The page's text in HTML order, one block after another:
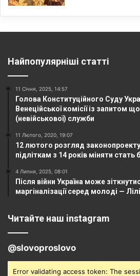
Найпопулярніші статті
11 Січня, 2025, 14:57
Голова Конституційного Суду
Венеційської комісії із запитом
(невійськової) служби
11 Лютого, 2020, 19:07
12 лютого розгляд
підліткам з 14 років міняти стать
4 Липня, 2025, 08:01
Після війни Україна може
маргіналізації серед молоді —
Читайте наш instagram
@slovoproslovo
Error validating access token: The